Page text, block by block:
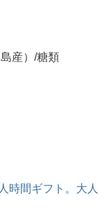
産）/糖類
時間ギフト。大人